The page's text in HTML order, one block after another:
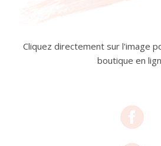
Cliquez directement sur l'image
boutique en